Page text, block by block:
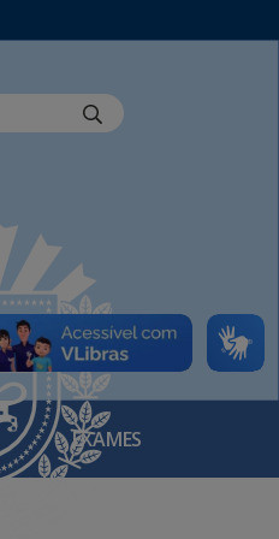
EXAMES